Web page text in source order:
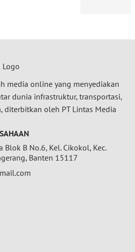
media online yang menyediakan
dunia infrastruktur, transportasi,
diterbitkan oleh PT Lintas Media
Blok B No.6, Kel. Cikokol, Kec.
Banten 15117